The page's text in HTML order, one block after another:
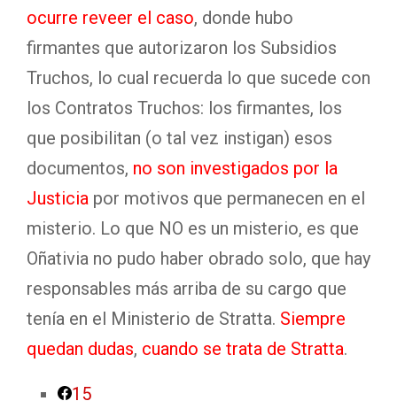
ocurre reveer el caso, donde hubo
firmantes que autorizaron los Subsidios
Truchos, lo cual recuerda lo que sucede con
los Contratos Truchos: los firmantes, los
que posibilitan (o tal vez instigan) esos
documentos, no son investigados por la
Justicia por motivos que permanecen en el
misterio. Lo que NO es un misterio, es que
Oñativia no pudo haber obrado solo, que hay
responsables más arriba de su cargo que
tenía en el Ministerio de Stratta. Siempre
quedan dudas, cuando se trata de Stratta.
15